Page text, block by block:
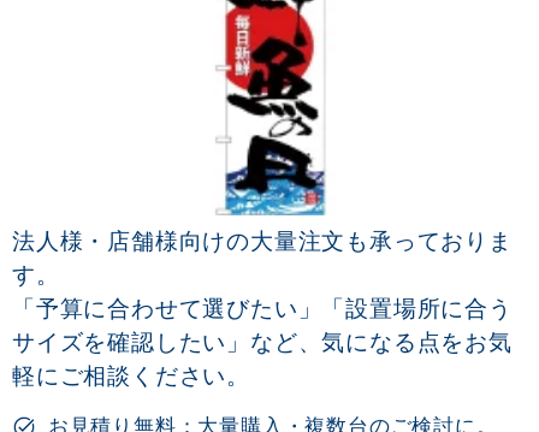
法人様・店舗様向けの大量注文も承っておりま
す。
「予算に合わせて選びたい」「設置場所に合う
サイズを確認したい」など、気になる点をお気
軽にご相談ください。
お見積り無料：大量購入・複数台のご検討に。